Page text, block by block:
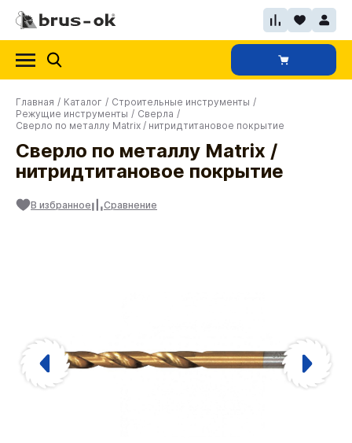
Главная / Каталог / Строительные инструменты /
Режущие инструменты / Сверла /
Сверло по металлу Matrix / нитридтитановое покрытие
Сверло по металлу Matrix /
нитридтитановое покрытие
В избранное Сравнение